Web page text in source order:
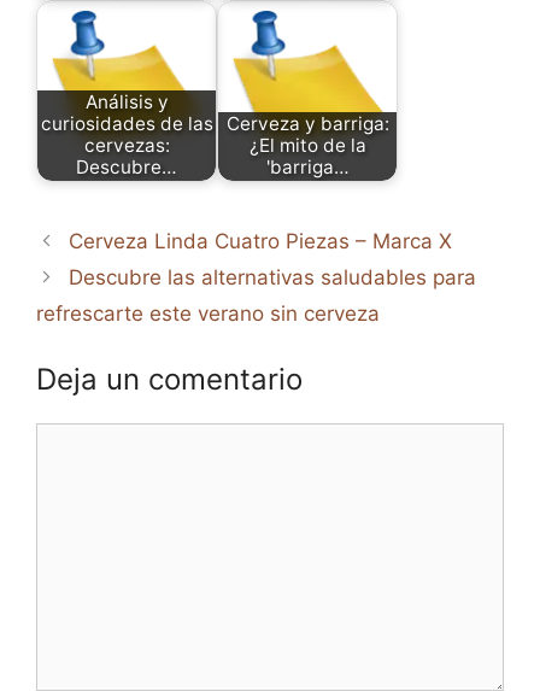
Análisis y
curiosidades de las
cervezas:
Descubre…
Cerveza y barriga:
¿El mito de la
'barriga…
Cerveza Linda Cuatro Piezas – Marca X
Descubre las alternativas saludables para
refrescarte este verano sin cerveza
Deja un comentario